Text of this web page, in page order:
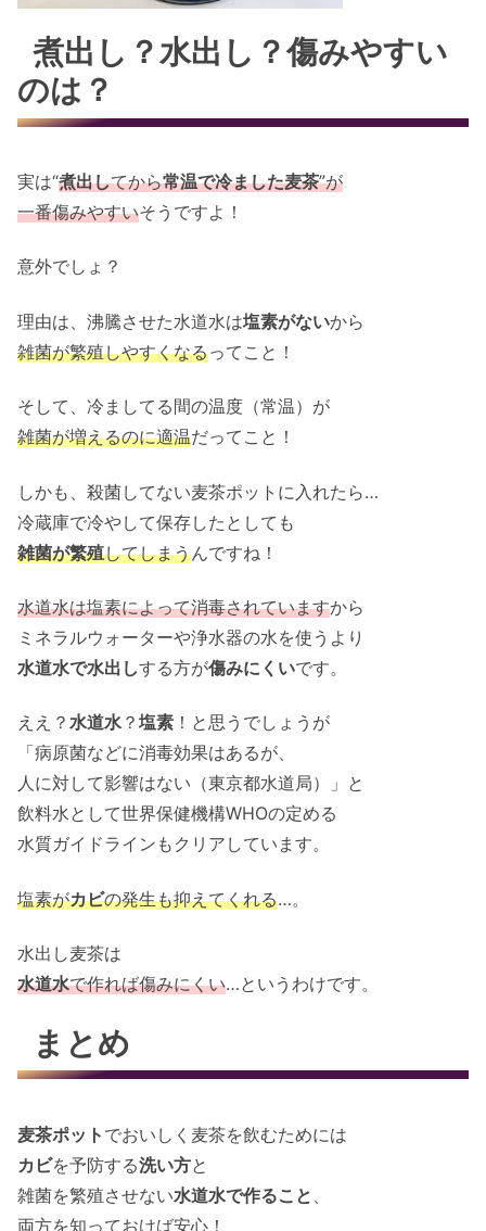
煮出し？水出し？傷みやすい
のは？
実は“煮出してから常温で冷ました麦茶”が
一番傷みやすいそうですよ！
意外でしょ？
理由は、沸騰させた水道水は塩素がないから
雑菌が繁殖しやすくなるってこと！
そして、冷ましてる間の温度（常温）が
雑菌が増えるのに適温だってこと！
しかも、殺菌してない麦茶ポットに入れたら…
冷蔵庫で冷やして保存したとしても
雑菌が繁殖してしまうんですね！
水道水は塩素によって消毒されていますから
ミネラルウォーターや浄水器の水を使うより
水道水で水出しする方が傷みにくいです。
ええ？ 水道水 ？ 塩素 ！と思うでしょうが
「病原菌などに消毒効果はあるが、
人に対して影響はない（東京都水道局）」と
飲料水として世界保健機構WHOの定める
水質ガイドラインもクリアしています。
塩素がカビの発生も抑えてくれる…。
水出し麦茶は
水道水で作れば傷みにくい…というわけです。
まとめ
麦茶ポット でおいしく麦茶を飲むためには
カビを予防する洗い方と
雑菌を繁殖させない水道水で作ること
両方を知っておけば安心！